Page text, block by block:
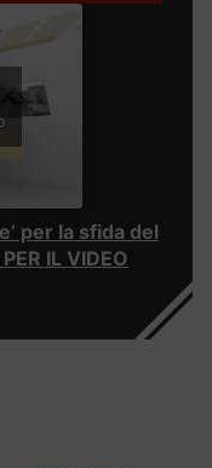
per la sfida del
IL VIDEO